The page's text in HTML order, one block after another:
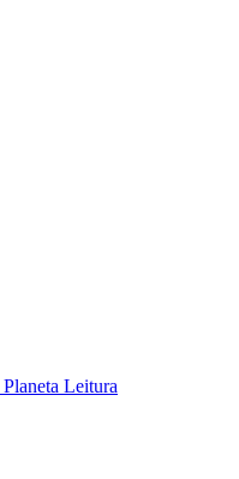
Planeta Leitura